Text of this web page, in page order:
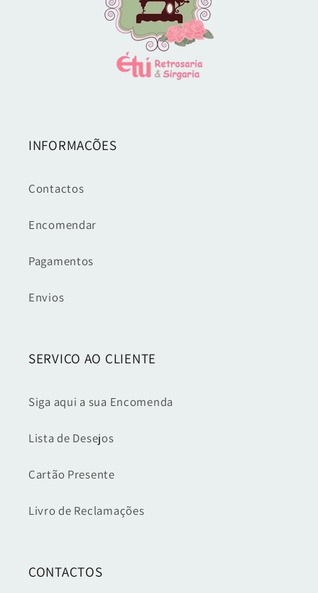
INFORMAÇÕES
Contactos
Encomendar
Pagamentos
Envios
SERVIÇO AO CLIENTE
Siga aqui a sua Encomenda
Lista de Desejos
Cartão Presente
Livro de Reclamações
CONTACTOS